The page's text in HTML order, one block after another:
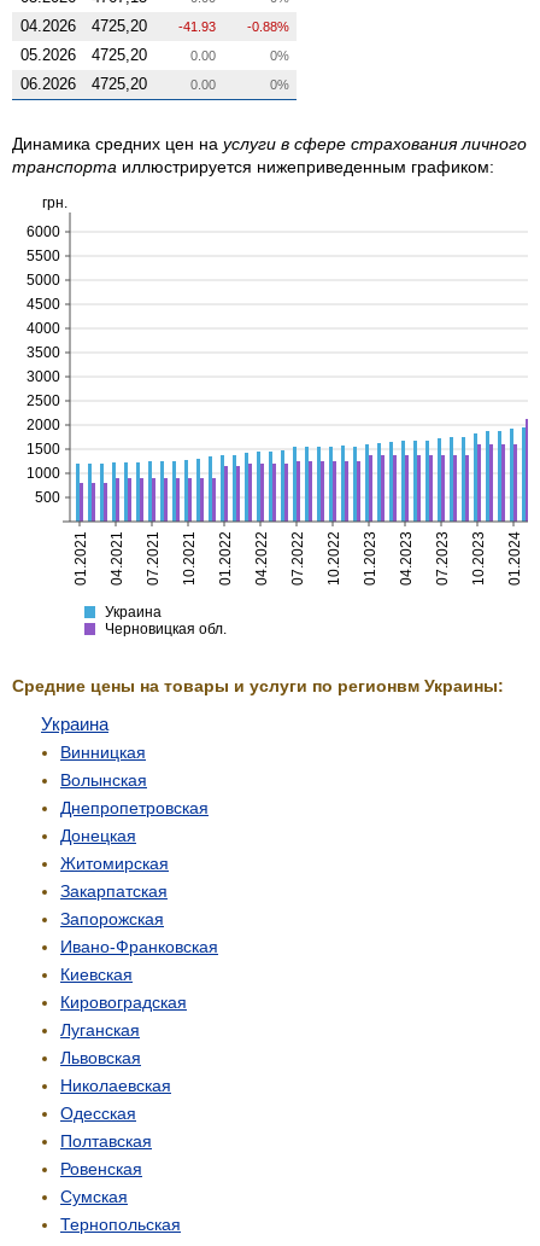
04.2026 4725,20 -41.93 -0.88%
05.2026 4725,20 0.00 0%
06.2026 4725,20 0.00 0%
Динамика средних цен на услуги в сфере страхования личного
транспорта иллюстрируется нижеприведенным графиком:
Украина
Черновицкая
01.2021 04.2021 07.2021 10.2021 01.2022 04.2022 07.2022 10.2022 01.2023 04.2023 07.2023 10.2023 01.2024
500
1000
1500
2000
2500
3000
3500
4000
4500
5000
5500
6000
грн.
Украина
Черновицкая обл.
Средние цены на товары и услуги по регионвм Украины:
Украина
Винницкая
Волынская
Днепропетровская
Донецкая
Житомирская
Закарпатская
Запорожская
Ивано-Франковская
Киевская
Кировоградская
Луганская
Львовская
Николаевская
Одесская
Полтавская
Ровенская
Сумская
Тернопольская